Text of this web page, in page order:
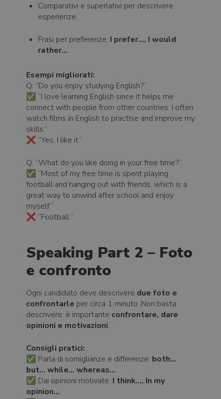
Comparativi e superlativi per descrivere
esperienze
Frasi per preferenze: I prefer…, I would
rather…
Esempi migliorati:
Q: “Do you enjoy studying English?”
✅ “I love learning English since it helps me
connect with people from other countries. I often
watch films in English to practise and improve my
skills.”
❌ “Yes, I like it.”
Q: “What do you like doing in your free time?”
✅ “Most of my free time is spent playing
football and hanging out with friends, which is a
great way to unwind after school and enjoy
myself.”
❌ “Football.”
Speaking Part 2 – Foto
e confronto
Ogni candidato deve descrivere due foto e
confrontarle per circa 1 minuto. Non basta
descrivere: è importante confrontare, dare
opinioni e motivazioni.
Consigli pratici:
✅ Parla di somiglianze e differenze: both…
but… while… whereas…
✅ Dai opinioni motivate: I think…, In my
opinion…